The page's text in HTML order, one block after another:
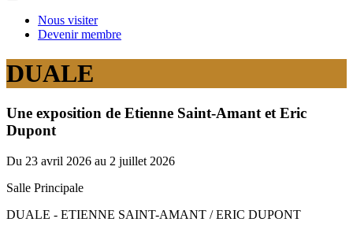
Nous visiter
Devenir membre
DUALE
Une exposition de Etienne Saint-Amant et Eric
Dupont
Du 23 avril 2026 au 2 juillet 2026
Salle Principale
DUALE - ETIENNE SAINT-AMANT / ERIC DUPONT